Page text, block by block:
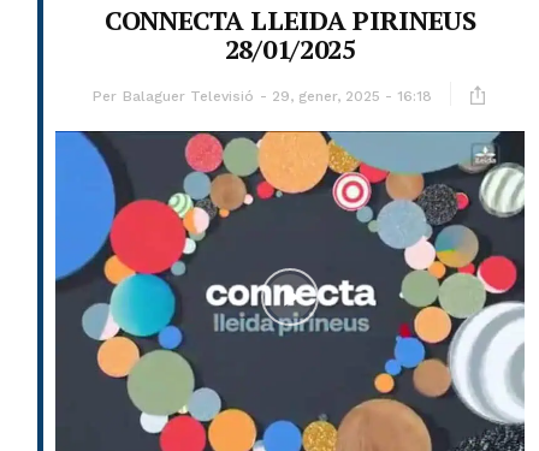
CONNECTA LLEIDA PIRINEUS
28/01/2025
Per Balaguer Televisió 29, gener, 2025 - 16:18